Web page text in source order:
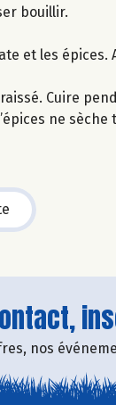
bouillir.
et les
Cuire
ne sèche
nos